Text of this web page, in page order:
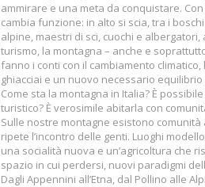
ammirare e una meta da conquistare.
cambia funzione: in alto si scia, tra i
alpine, maestri di sci, cuochi e
turismo, la montagna – anche e
fanno i conti con il cambiamento
ghiacciai e un nuovo necessario
Come sta la montagna in Italia? È
turistico? È verosimile abitarla con
Sulle nostre montagne esistono
ripete l’incontro delle genti. Luoghi
una socialità nuova e un’agricoltura che
spazio in cui perdersi, nuovi paradigmi
Dagli Appennini all’Etna, dal Pollino alle